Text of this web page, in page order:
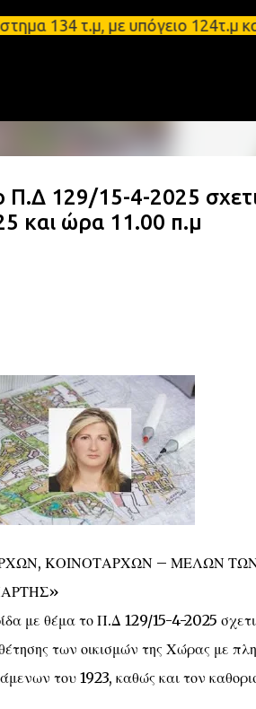
Μετάβαση στο κύριο
τ.μ, με υπόγειο 124τ.μ
129/15-4-2025
και ώρα 11.00 π.μ
ΚΟΙΝΟΤΑΡΧΩΝ – ΜΕΛΩΝ
με θέμα το Π.Δ 129/15-4-2025
των οικισμών της Χώρας με
του 1923, καθώς και τον